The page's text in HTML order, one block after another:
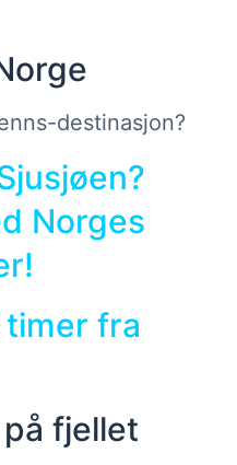
destinasjon?
Norges
fra
fjellet